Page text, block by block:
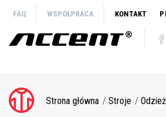
treści
FAQ WSPÓŁPRACA KONTAKT
Ścieżka
Strona główna Stroje Odzież